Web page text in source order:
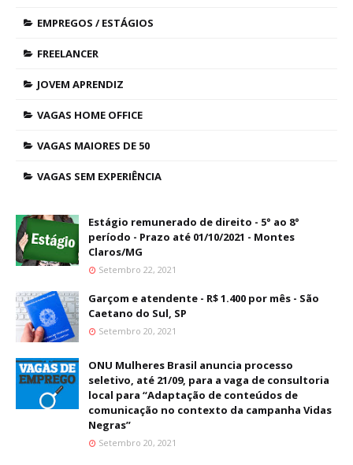
EMPREGOS / ESTÁGIOS
FREELANCER
JOVEM APRENDIZ
VAGAS HOME OFFICE
VAGAS MAIORES DE 50
VAGAS SEM EXPERIÊNCIA
Estágio remunerado de direito - 5° ao 8°
período - Prazo até 01/10/2021 - Montes
Claros/MG
Setembro 22, 2021
Garçom e atendente - R$ 1.400 por mês - São
Caetano do Sul, SP
Setembro 20, 2021
ONU Mulheres Brasil anuncia processo
seletivo, até 21/09, para a vaga de consultoria
local para “Adaptação de conteúdos de
comunicação no contexto da campanha Vidas
Negras”
Setembro 20, 2021